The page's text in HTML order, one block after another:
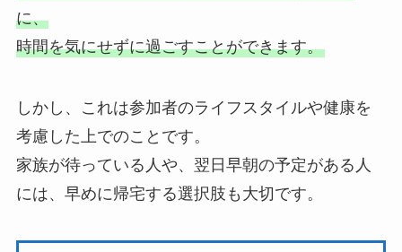
に、
時間を気にせずに過ごすことができます。
しかし、これは参加者のライフスタイルや健康を
考慮した上でのことです。
家族が待っている人や、翌日早朝の予定がある人
には、早めに帰宅する選択肢も大切です。